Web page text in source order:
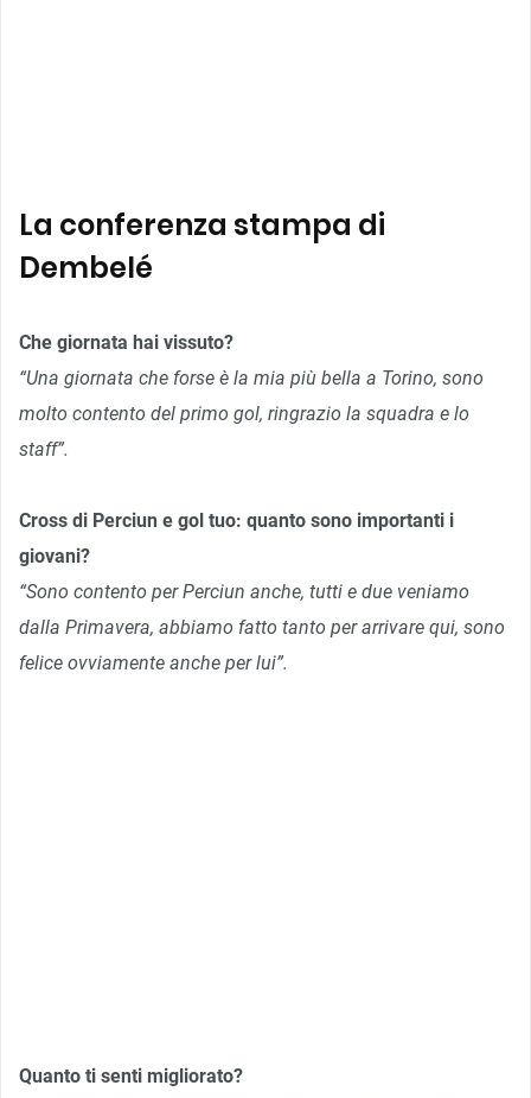
La conferenza stampa di
Dembelé
Che giornata hai vissuto?
“Una giornata che forse è la mia più bella a Torino, sono
molto contento del primo gol, ringrazio la squadra e lo
staff”.
Cross di Perciun e gol tuo: quanto sono importanti i
giovani?
“Sono contento per Perciun anche, tutti e due veniamo
dalla Primavera, abbiamo fatto tanto per arrivare qui, sono
felice ovviamente anche per lui”.
Quanto ti senti migliorato?